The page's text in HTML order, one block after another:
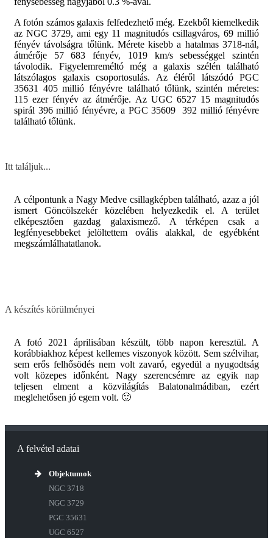
A fotón számos galaxis felfedezhető még. Ezekből kiemelkedik
az NGC 3729, ami egy 11 magnitudós csillagváros, 69 millió
fényév távolságra tőlünk. Mérete kisebb a hatalmas 3718-nál,
átmérője 57 683 fényév, 1019 km/s sebességgel szintén
távolodik. Figyelemreméltó még a galaxis szélén található
látszólagos galaxis csoportosulás. Az éléről látszódó PGC
35631 405 millió fényévre található tőlünk, szintén méretes:
115 ezer fényév az átmérője. Az UGC 6527 15 magnitudós
spirál 396 millió fényévre, a PGC 35609 392 millió fényévre
található tőlünk.
Itt találjuk...
A célpontunk a Nagy Medve csillagképben található, azaz a jól
ismert Göncölszekér közelében helyezkedik el. A terület
elképesztően gazdag galaxismező. A térképen csak a
legfényesebbeket jelöltettem ovális alakkal, de egyébként
megszámlálhatatlanok.
A készítés körülményei
A fotó 2021 áprilisában készült, több napon keresztül. A
korábbiakhoz képest kellemes viszonyok között. Sem szélvihar,
sem erős felhősödés nem volt zavaró, egyedül a nyugodtság
volt közepes időnként. Nagy szerencsémre az egyik nap
teljesen elment a közvilágítás Balatonalmádiban, ezért
meglehetősen jó egem volt. 🙂
A felvétel adatai
Objektumok
NGC 3718
NGC 3729
PGC 35631
UGC 6527